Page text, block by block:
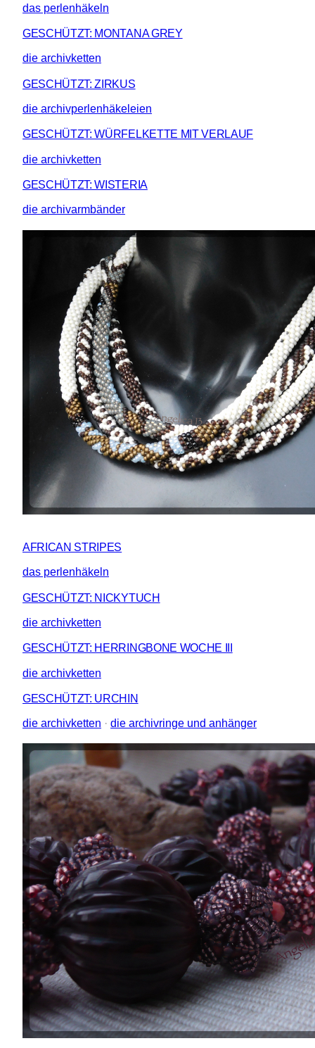
das perlenhäkeln
GESCHÜTZT: MONTANA GREY
die archivketten
GESCHÜTZT: ZIRKUS
die archivperlenhäkeleien
GESCHÜTZT: WÜRFELKETTE MIT VERLAUF
die archivketten
GESCHÜTZT: WISTERIA
die archivarmbänder
AFRICAN STRIPES
das perlenhäkeln
GESCHÜTZT: NICKYTUCH
die archivketten
GESCHÜTZT: HERRINGBONE WOCHE III
die archivketten
GESCHÜTZT: URCHIN
die archivketten · die archivringe und anhänger